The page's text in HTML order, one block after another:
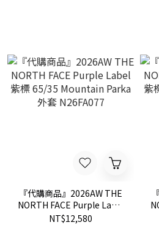
『代購商品』2026AW THE
NORTH FACE Purple Label
紫標 65/35 Mountain Parka
NT$12,580